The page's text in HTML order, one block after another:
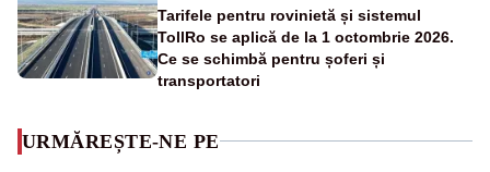
Tarifele pentru rovinietă și sistemul
TollRo se aplică de la 1 octombrie 2026.
Ce se schimbă pentru șoferi și
transportatori
URMĂREȘTE-NE PE